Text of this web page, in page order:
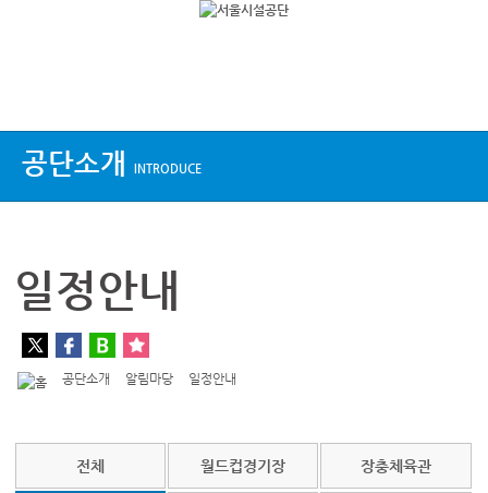
공단소개 INTRODUCE
일정안내
공단소개 알림마당 일정안내
전체 월드컵경기장 장충체육관